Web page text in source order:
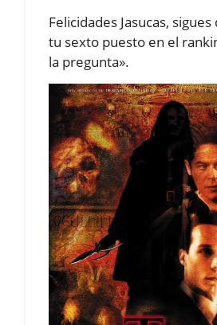
Felicidades Jasucas,
tu sexto puesto en el
la pregunta».